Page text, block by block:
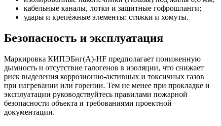
кабельные каналы, лотки и защитные гофрошланги;
удары и крепёжные элементы: стяжки и хомуты.
Безопасность и эксплуатация
Маркировка КИПЭБнг(А)-HF предполагает пониженную
дымность и отсутствие галогенов в изоляции, что снижает
риск выделения коррозионно-активных и токсичных газов
при нагревании или горении. Тем не менее при прокладке и
эксплуатации руководствуйтесь правилами пожарной
безопасности объекта и требованиями проектной
документации.